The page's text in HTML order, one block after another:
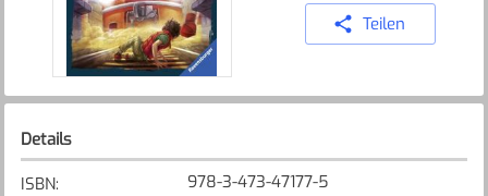
Teilen
Details
ISBN:
978-3-473-47177-5